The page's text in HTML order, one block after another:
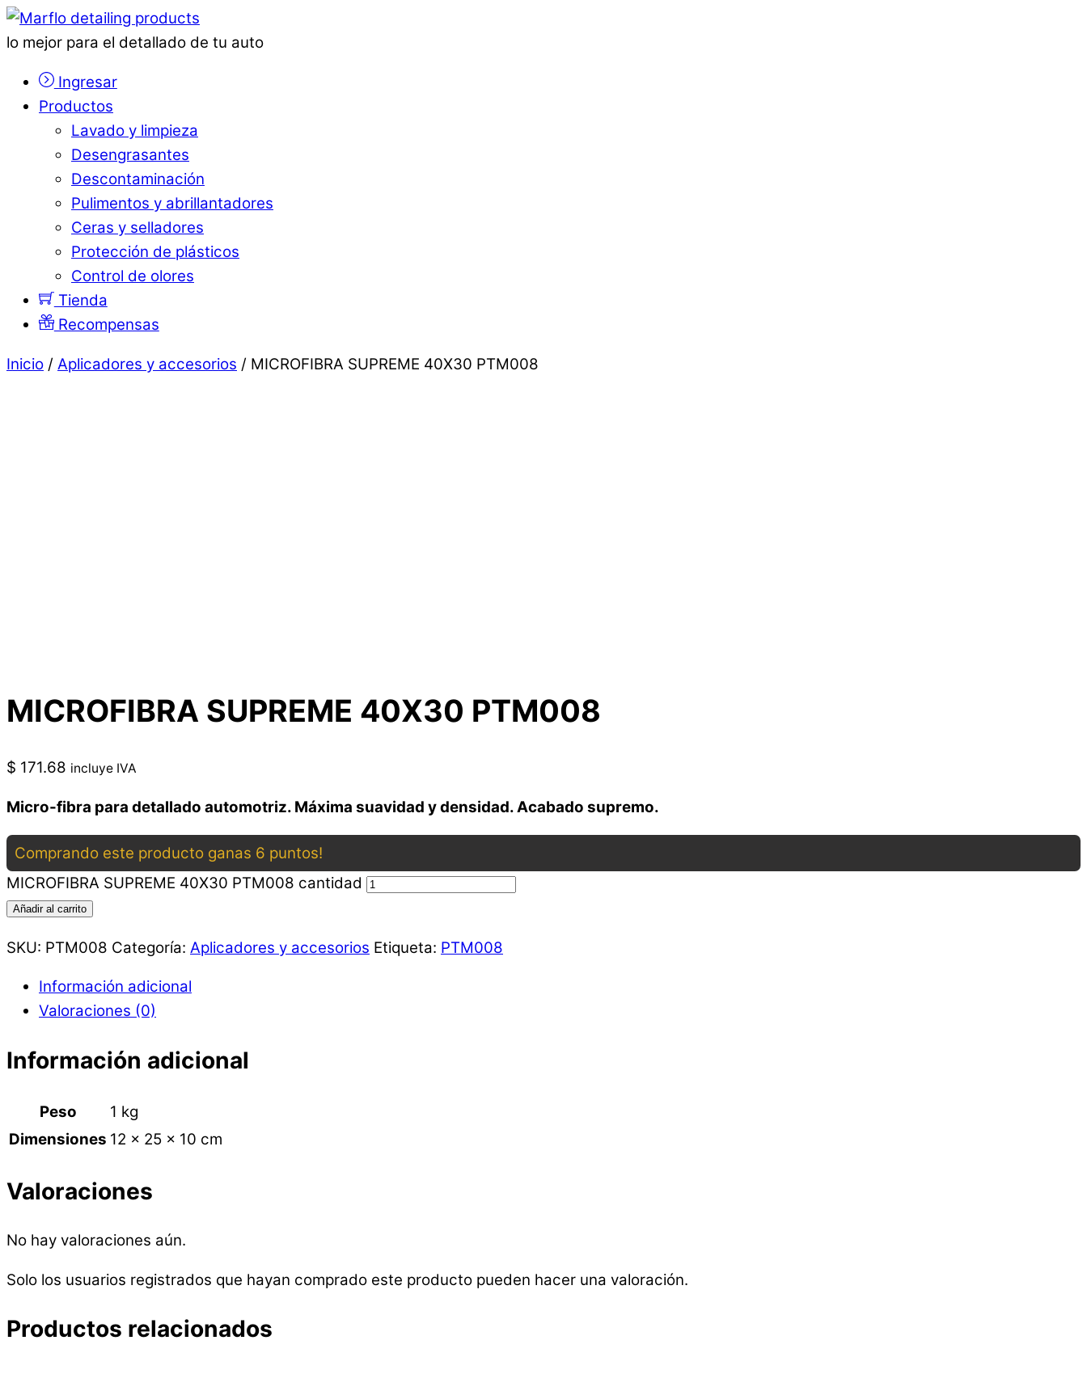
lo mejor para el detallado de tu auto
Ingresar
Productos
Lavado y limpieza
Desengrasantes
Descontaminación
Pulimentos y abrillantadores
Ceras y selladores
Protección de plásticos
Control de olores
Tienda
Recompensas
Inicio / Aplicadores y accesorios / MICROFIBRA SUPREME 40X30 PTM008
MICROFIBRA SUPREME 40X30 PTM008
$ 171.68 incluye IVA
Micro-fibra para detallado automotriz. Máxima suavidad y densidad. Acabado supremo.
Comprando este producto ganas 6 puntos!
MICROFIBRA SUPREME 40X30 PTM008 cantidad
Añadir al carrito
SKU: PTM008 Categoría: Aplicadores y accesorios Etiqueta: PTM008
Información adicional
Valoraciones (0)
Información adicional
Peso
1 kg
Dimensiones 12 × 25 × 10 cm
Valoraciones
No hay valoraciones aún.
Solo los usuarios registrados que hayan comprado este producto pueden hacer una valoración.
Productos relacionados